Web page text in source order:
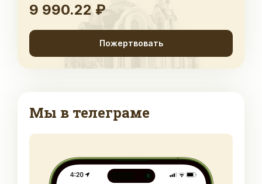
9 990.22 ₽
Пожертвовать
Мы в телеграме